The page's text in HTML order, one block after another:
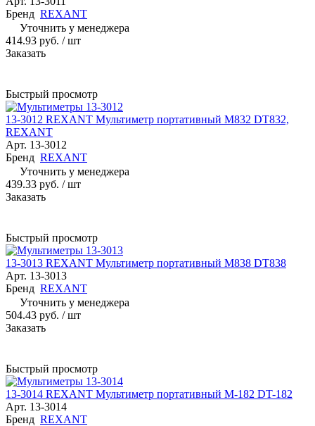
Бренд REXANT
Уточнить у менеджера
414.93 руб. / шт
Заказать
Быстрый просмотр
13-3012 REXANT Мультиметр портативный M832 DT832,
REXANT
Арт. 13-3012
Бренд REXANT
Уточнить у менеджера
439.33 руб. / шт
Заказать
Быстрый просмотр
13-3013 REXANT Мультиметр портативный M838 DT838
Арт. 13-3013
Бренд REXANT
Уточнить у менеджера
504.43 руб. / шт
Заказать
Быстрый просмотр
13-3014 REXANT Мультиметр портативный М-182 DT-182
Арт. 13-3014
Бренд REXANT